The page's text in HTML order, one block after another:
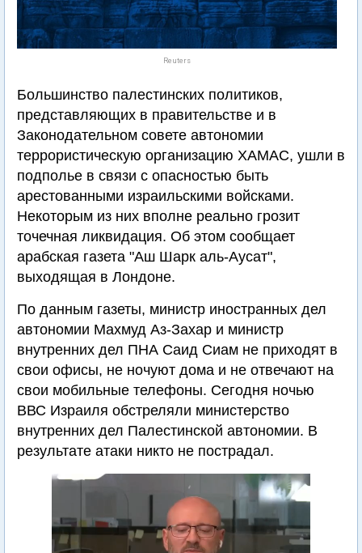
Reuters
Большинство палестинских политиков,
представляющих в правительстве и в
Законодательном совете автономии
террористическую организацию ХАМАС, ушли в
подполье в связи с опасностью быть
арестованными израильскими войсками.
Некоторым из них вполне реально грозит
точечная ликвидация. Об этом сообщает
арабская газета "Аш Шарк аль-Аусат",
выходящая в Лондоне.
По данным газеты, министр иностранных дел
автономии Махмуд Аз-Захар и министр
внутренних дел ПНА Саид Сиам не приходят в
свои офисы, не ночуют дома и не отвечают на
свои мобильные телефоны. Сегодня ночью
ВВС Израиля обстреляли министерство
внутренних дел Палестинской автономии. В
результате атаки никто не пострадал.